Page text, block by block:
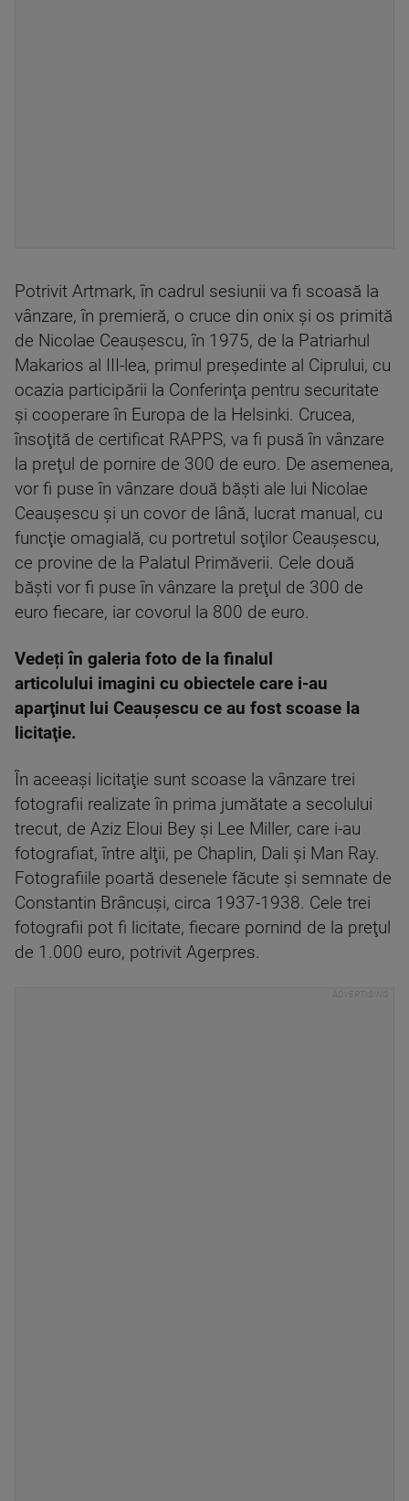
Potrivit Artmark, în cadrul sesiunii va fi scoasă la
vânzare, în premieră, o cruce din onix şi os primită
de Nicolae Ceauşescu, în 1975, de la Patriarhul
Makarios al III-lea, primul preşedinte al Ciprului, cu
ocazia participării la Conferinţa pentru securitate
şi cooperare în Europa de la Helsinki. Crucea,
însoţită de certificat RAPPS, va fi pusă în vânzare
la preţul de pornire de 300 de euro. De asemenea,
vor fi puse în vânzare două băşti ale lui Nicolae
Ceauşescu şi un covor de lână, lucrat manual, cu
funcţie omagială, cu portretul soţilor Ceauşescu,
ce provine de la Palatul Primăverii. Cele două
băşti vor fi puse în vânzare la preţul de 300 de
euro fiecare, iar covorul la 800 de euro.
Vedeți în galeria foto de la finalul
articolului imagini cu obiectele care i-au
aparţinut lui Ceauşescu ce au fost scoase la
licitaţie.
În aceeaşi licitaţie sunt scoase la vânzare trei
fotografii realizate în prima jumătate a secolului
trecut, de Aziz Eloui Bey şi Lee Miller, care i-au
fotografiat, între alţii, pe Chaplin, Dali şi Man Ray.
Fotografiile poartă desenele făcute şi semnate de
Constantin Brâncuşi, circa 1937-1938. Cele trei
fotografii pot fi licitate, fiecare pornind de la preţul
de 1.000 euro, potrivit Agerpres.